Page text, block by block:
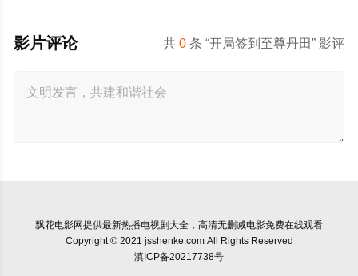
共0 条 “开局签到至尊丹田” 影评
影片评论
飘花电影网提供最新热播电视剧大全，高清无删减电影免费在线观看
Copyright © 2021 jsshenke.com All Rights Reserved
滇ICP备20217738号